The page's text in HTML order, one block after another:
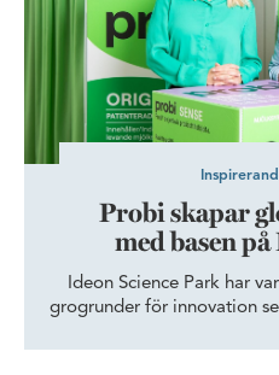
Probi skapar
med basen
Ideon Science Park har
grogrunder för innovation